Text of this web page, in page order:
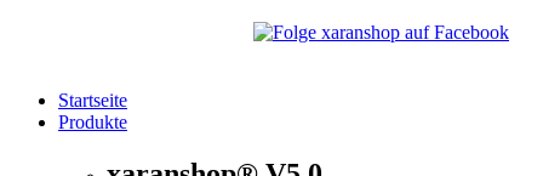
Startseite
Produkte